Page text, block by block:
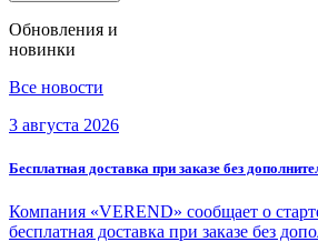
Обновления и
новинки
Все новости
3 августа 2026
Бесплатная доставка при заказе без
Компания «VEREND» сообщает о
бесплатная доставка при заказе без